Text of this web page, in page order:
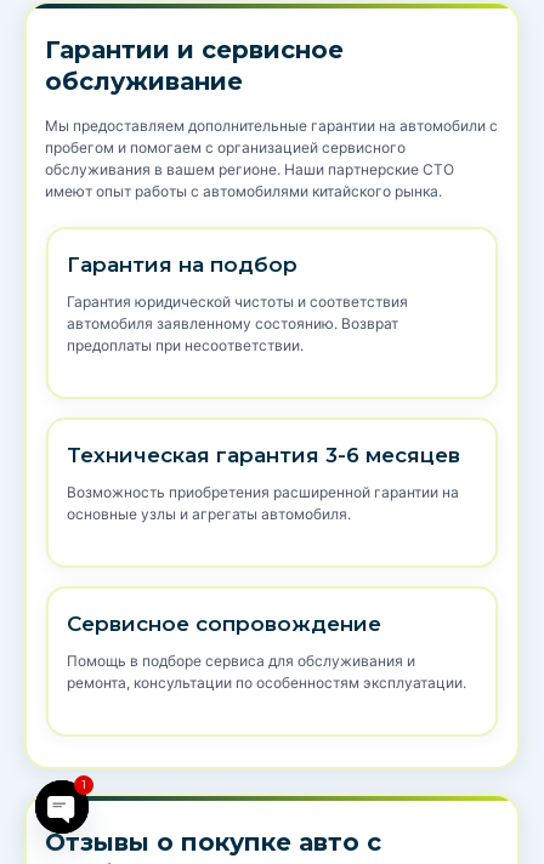
Гарантии и сервисное
обслуживание
Мы предоставляем дополнительные гарантии на автомобили с
пробегом и помогаем с организацией сервисного
обслуживания в вашем регионе. Наши партнерские СТО
имеют опыт работы с автомобилями китайского рынка.
Гарантия на подбор
Гарантия юридической чистоты и соответствия
автомобиля заявленному состоянию. Возврат
предоплаты при несоответствии.
Техническая гарантия 3-6 месяцев
Возможность приобретения расширенной гарантии на
основные узлы и агрегаты автомобиля.
Сервисное сопровождение
Помощь в подборе сервиса для обслуживания и
ремонта, консультации по особенностям эксплуатации.
Отзывы о покупке авто с
1